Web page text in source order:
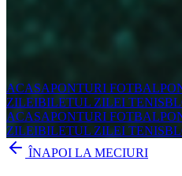
ACASAPONTURI FOTBAL
ZILEIBILETUL ZILEI TENIS
ACASAPONTURI FOTBAL
ZILEIBILETUL ZILEI TENIS
ÎNAPOI LA MECIURI